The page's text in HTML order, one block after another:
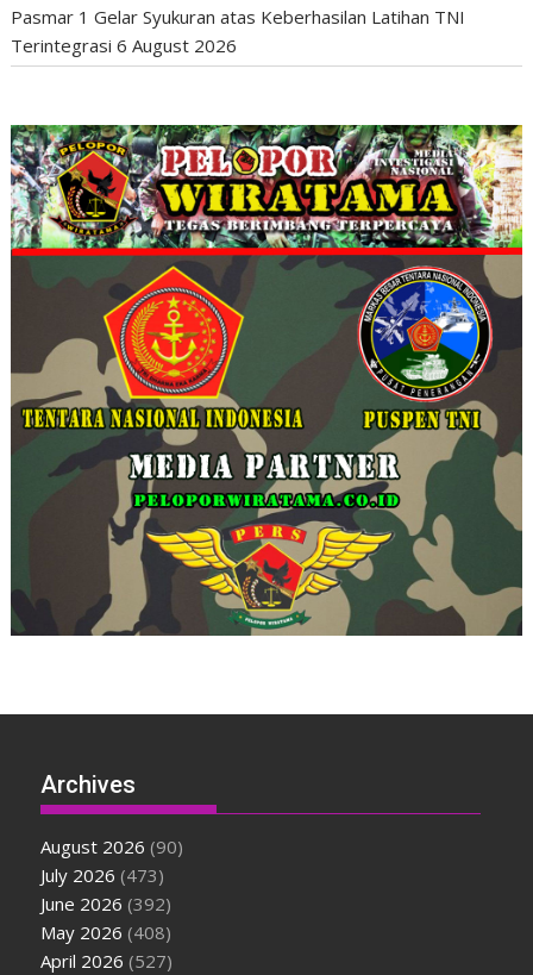
Pasmar 1 Gelar Syukuran atas Keberhasilan Latihan TNI
Terintegrasi 6 August 2026
Archives
August 2026 (90)
July 2026 (473)
June 2026 (392)
May 2026 (408)
April 2026 (527)